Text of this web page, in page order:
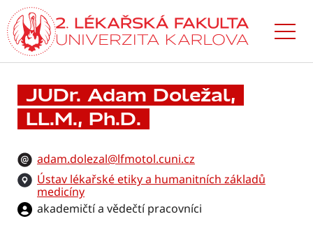
Přejít
k hlavnímu
obsahu
JUDr. Adam Doležal,
LL.M., Ph.D.
adam.dolezal@lfmotol.cuni.cz
Ústav lékařské etiky a humanitních základů
medicíny
akademičtí a vědečtí pracovníci